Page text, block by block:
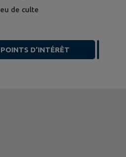
de culte
D’INTÉRÊT